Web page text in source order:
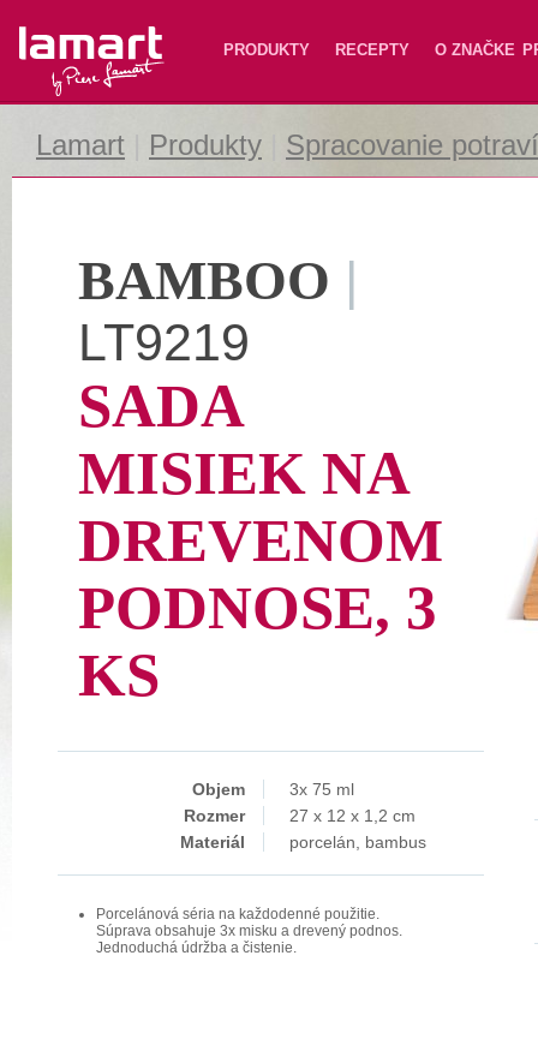
Lamart PRODUKTY RECEPTY O ZNAČKE
Lamart Produkty Spracovanie
BAMBOO |
LT9219
SADA
MISIEK NA
DREVENOM
PODNOSE, 3
KS
Objem
3x 75 ml
Rozmer
27 x 12 x 1,2 cm
Materiál
porcelán, bambus
Porcelánová séria na každodenné použitie.
Súprava obsahuje 3x misku a drevený podnos.
Jednoduchá údržba a čistenie.